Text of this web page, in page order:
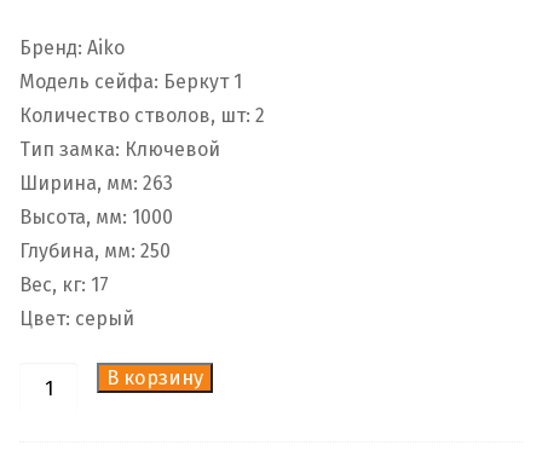
Бренд: Aiko
Модель сейфа: Беркут 1
Количество стволов, шт: 2
Тип замка: Ключевой
Ширина, мм: 263
Высота, мм: 1000
Глубина, мм: 250
Вес, кг: 17
Цвет: серый
КоличествоВ корзину